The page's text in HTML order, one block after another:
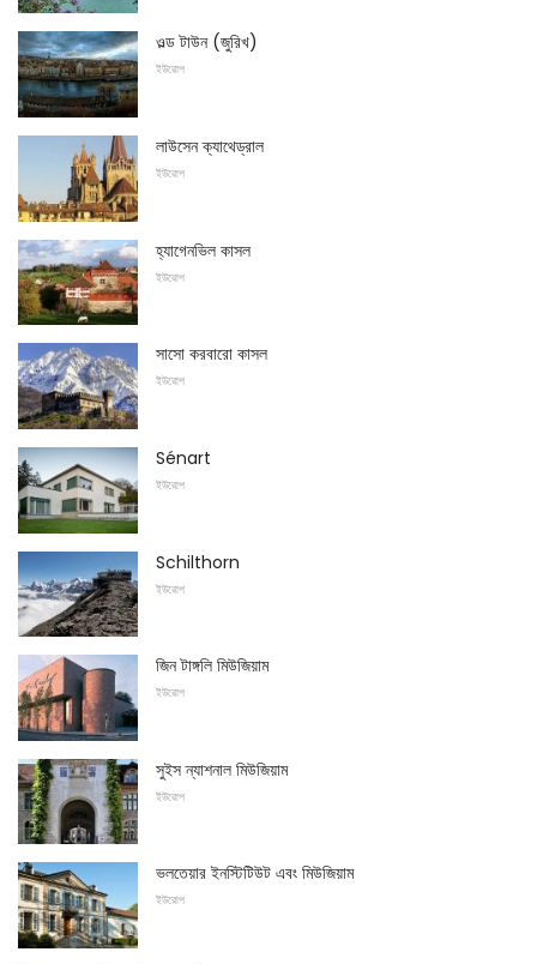
ওল্ড টাউন (জুরিখ)
ইউরোপ
লাউসেন ক্যাথেড্রাল
ইউরোপ
হ্যাগেনভিল কাসল
ইউরোপ
সাসো করবারো কাসল
ইউরোপ
Sénart
ইউরোপ
Schilthorn
ইউরোপ
জিন টাঙ্গলি মিউজিয়াম
ইউরোপ
সুইস ন্যাশনাল মিউজিয়াম
ইউরোপ
ভলতেয়ার ইনস্টিটিউট এবং মিউজিয়াম
ইউরোপ